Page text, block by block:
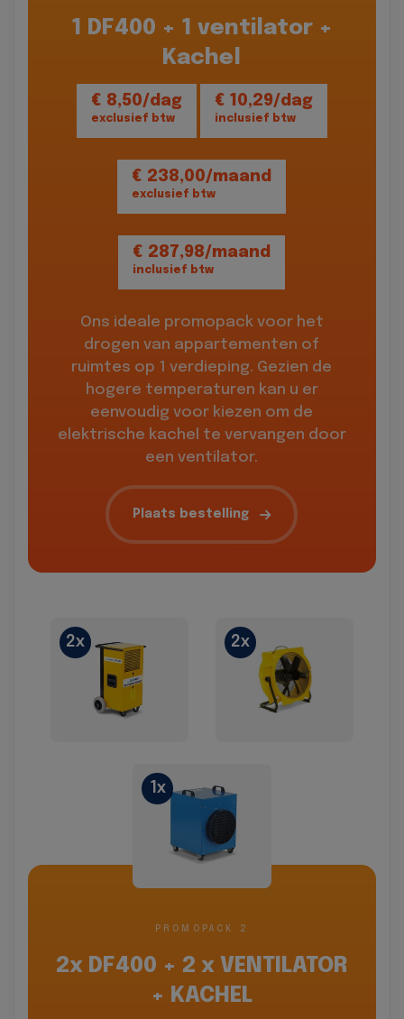
1 DF400 + 1 ventilator +
Kachel
€ 8,50/dag
exclusief btw
€ 10,29/dag
inclusief btw
€ 238,00/maand
exclusief btw
€ 287,98/maand
inclusief btw
Ons ideale promopack voor het
drogen van appartementen of
ruimtes op 1 verdieping. Gezien de
hogere temperaturen kan u er
eenvoudig voor kiezen om de
elektrische kachel te vervangen door
een ventilator.
Plaats bestelling
2x 2x
1x
PROMOPACK 2
2x DF400 + 2 x VENTILATOR
+ KACHEL